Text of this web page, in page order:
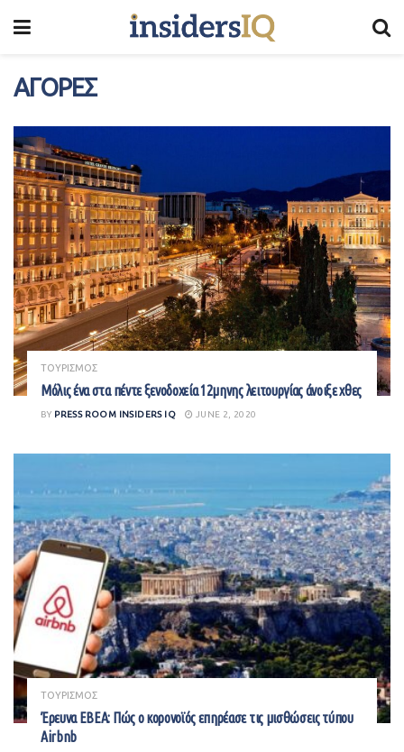
ΑΓΟΡΕΣ
ΤΟΥΡΙΣΜΟΣ
Mόλις ένα στα πέντε ξενοδοχεία 12μηνης λειτουργίας άνοιξε χθες
BY PRESS ROOM INSIDERS IQ JUNE 2, 2020
ΤΟΥΡΙΣΜΟΣ
Έρευνα ΕΒΕΑ: Πώς ο κορονοϊός επηρέασε τις μισθώσεις τύπου
Airbnb